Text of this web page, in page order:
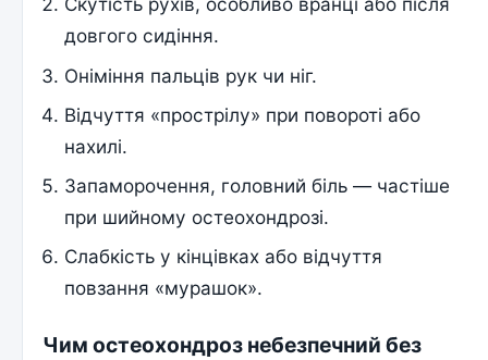
довгого сидіння.
Оніміння пальців рук чи ніг.
Відчуття «прострілу» при повороті або
нахилі.
Запаморочення, головний біль — частіше
при шийному остеохондрозі.
Слабкість у кінцівках або відчуття
повзання «мурашок».
Чим остеохондроз небезпечний без